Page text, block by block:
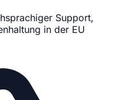
Support,
in der EU